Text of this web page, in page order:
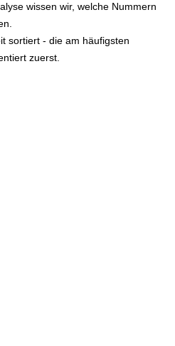
wissen wir, welche Nummern
sortiert - die am häufigsten
zuerst.